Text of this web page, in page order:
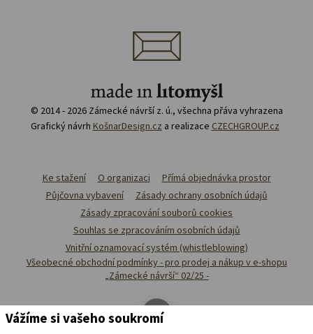
© 2014 - 2026 Zámecké návrší z. ú., všechna přáva vyhrazena
Grafický návrh KošnarDesign.cz a realizace CZECHGROUP.cz
Ke stažení O organizaci
Přímá objednávka prostor
Půjčovna vybavení
Zásady ochrany osobních údajů
Zásady zpracování souborů cookies
Souhlas se zpracováním osobních údajů
Vnitřní oznamovací systém (whistleblowing)
Všeobecné obchodní podmínky - pro prodej a nákup v e-shopu
„Zámecké návrší“ 02/25 -
Vážíme si vašeho soukromí